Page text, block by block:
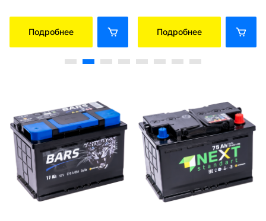
Подробнее Подробнее